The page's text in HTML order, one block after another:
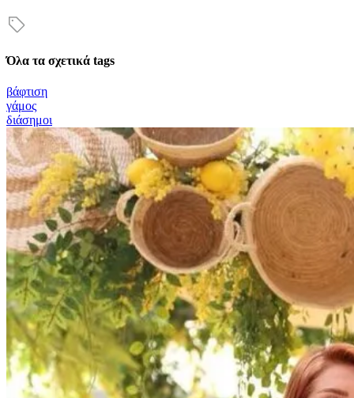
Όλα τα σχετικά tags
βάφτιση
γάμος
διάσημοι